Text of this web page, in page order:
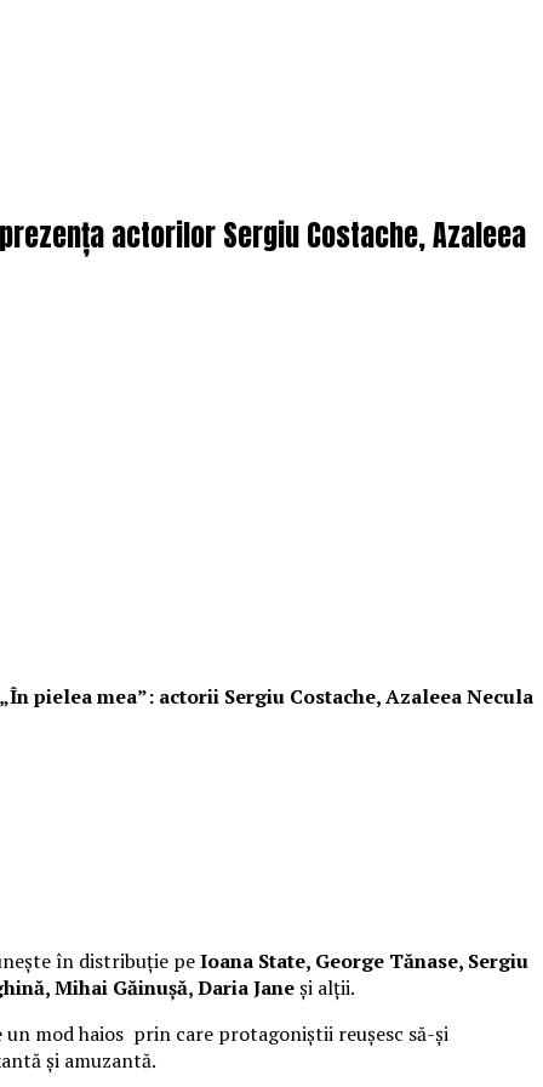
actorilor Sergiu Costache, Azaleea
pielea mea”: actorii Sergiu Costache, Azaleea Necula
în distribuție peIoana State, George Tănase, Sergiu
Mihai Găinușă, Daria Janeși alții.
un mod haios prin care protagoniștii reușesc să-și
și amuzantă.